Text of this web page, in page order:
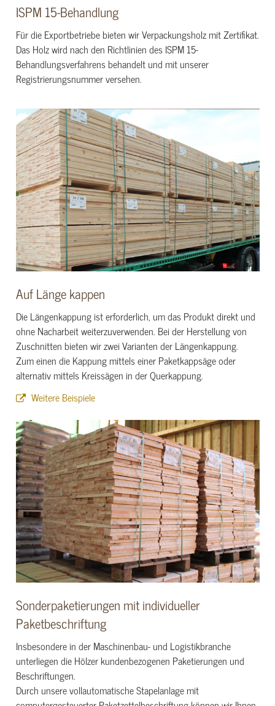
ISPM 15-Behandlung
Für die Exportbetriebe bieten wir Verpackungsholz mit Zertifikat.
Das Holz wird nach den Richtlinien des ISPM 15-
Behandlungsverfahrens behandelt und mit unserer
Registrierungsnummer versehen.
Auf Länge kappen
Die Längenkappung ist erforderlich, um das Produkt direkt und
ohne Nacharbeit weiterzuverwenden. Bei der Herstellung von
Zuschnitten bieten wir zwei Varianten der Längenkappung.
Zum einen die Kappung mittels einer Paketkappsäge oder
alternativ mittels Kreissägen in der Querkappung.
Weitere Beispiele
Sonderpaketierungen mit individueller
Paketbeschriftung
Insbesondere in der Maschinenbau- und Logistikbranche
unterliegen die Hölzer kundenbezogenen Paketierungen und
Beschriftungen.
Durch unsere vollautomatische Stapelanlage mit